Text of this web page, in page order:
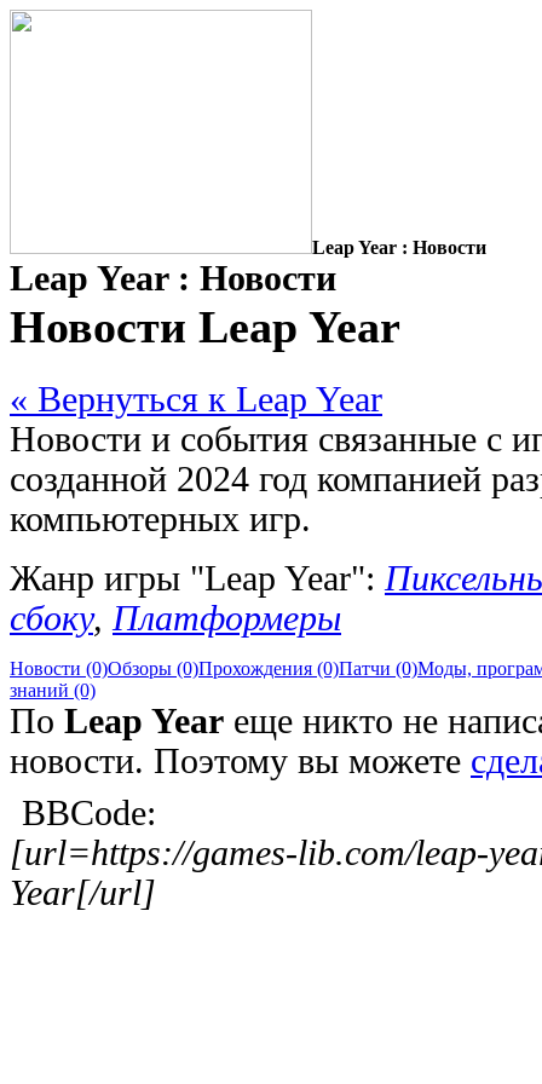
Leap Year : Новости
Leap Year : Новости
Новости Leap Year
« Вернуться к Leap Year
Новости и события связанные с
созданной 2024 год компанией
компьютерных игр.
Жанр игры "Leap Year":
сбоку, Платформеры
Новости (0)Обзоры (0)Прохождения (0)Патчи (0)Моды,
знаний (0)
По Leap Year еще никто не
новости. Поэтому вы можете
BBCode:
[url=https://games-lib.com/leap-
Year[/url]